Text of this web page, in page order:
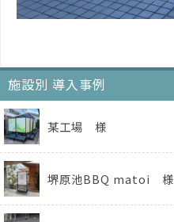
施設別 導入事例
某工場 様
堺原池BBQ matoi 様